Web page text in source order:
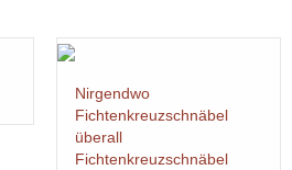
Nirgendwo
Fichtenkreuzschnäbel
überall
Fichtenkreuzschnäbel